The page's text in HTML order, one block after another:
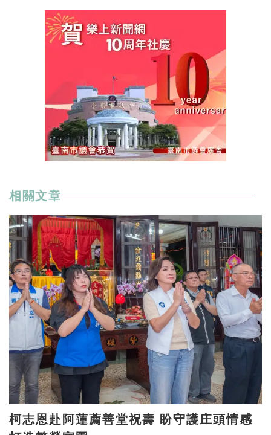
相關文章
柯志恩赴阿蓮薦善堂祝壽 盼守護庄頭情感